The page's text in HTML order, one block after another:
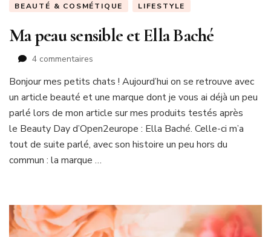
BEAUTÉ & COSMÉTIQUE LIFESTYLE
Ma peau sensible et Ella Baché
4 commentaires
peau
sensible
et
Baché
Bonjour mes petits chats ! Aujourd’hui on se retrouve avec
un article beauté et une marque dont je vous ai déjà un peu
parlé lors de mon article sur mes produits testés après
le Beauty Day d’Open2europe : Ella Baché. Celle-ci m’a
tout de suite parlé, avec son histoire un peu hors du
commun : la marque …